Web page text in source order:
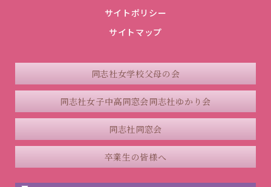
サイトポリシー
サイトマップ
同志社女学校父母の会
同志社女子中高同窓会同志社ゆかり会
同志社同窓会
卒業生の皆様へ